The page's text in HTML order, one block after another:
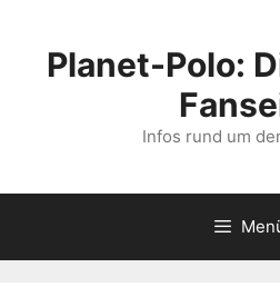
springenPlanet-Polo:
Infos rund um